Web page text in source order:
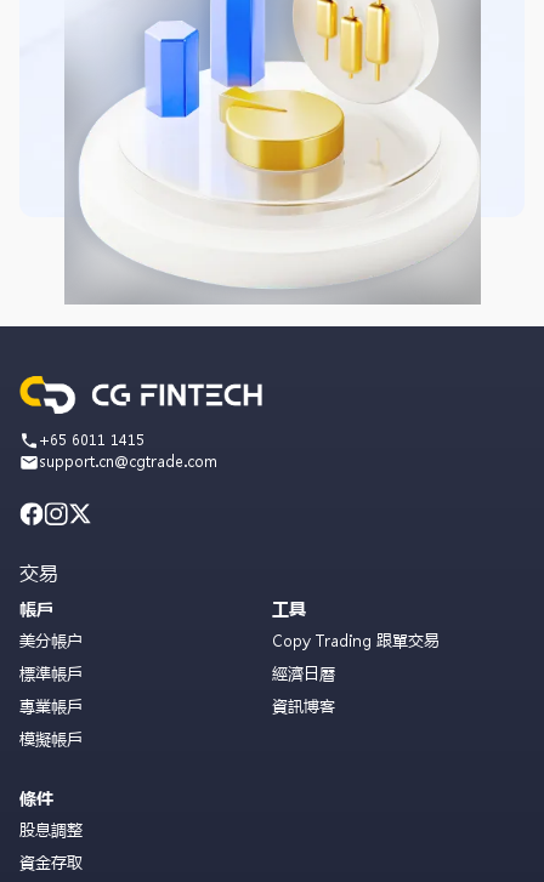
+65 6011 1415
support.cn@cgtrade.com
交易
帳戶
美分帳户
標準帳戶
專業帳戶
模擬帳戶
條件
股息調整
資金存取
工具
Copy Trading 跟單交易
經濟日曆
資訊博客